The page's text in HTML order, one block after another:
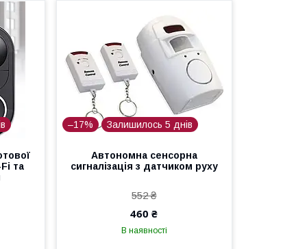
та
–17% Залишилось 5 днів
Автономна сенсорна
сигналізація з датчиком руху
552 ₴
460 ₴
В наявності